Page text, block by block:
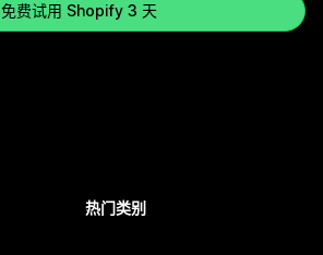
免费试用 Shopify 3 天
热门类别